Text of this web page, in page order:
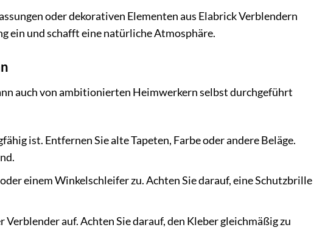
oder dekorativen Elementen aus Elabrick Verblendern
ein und schafft eine natürliche Atmosphäre.
auch von ambitionierten Heimwerkern selbst durchgeführt
ist. Entfernen Sie alte Tapeten, Farbe oder andere Beläge.
einem Winkelschleifer zu. Achten Sie darauf, eine Schutzbrille
auf. Achten Sie darauf, den Kleber gleichmäßig zu